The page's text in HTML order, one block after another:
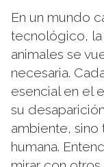
En un mundo
tecnológico,
animales se
necesaria.
esencial en el
su
ambiente,
humana.